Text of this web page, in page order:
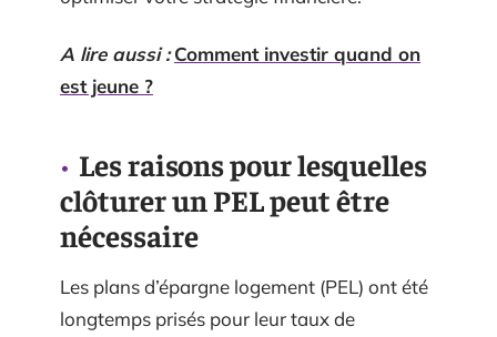
A lire aussi : Comment investir quand on
est jeune ?
Les raisons pour lesquelles
clôturer un PEL peut être
nécessaire
Les plans d’épargne logement (PEL) ont été
longtemps prisés pour leur taux de